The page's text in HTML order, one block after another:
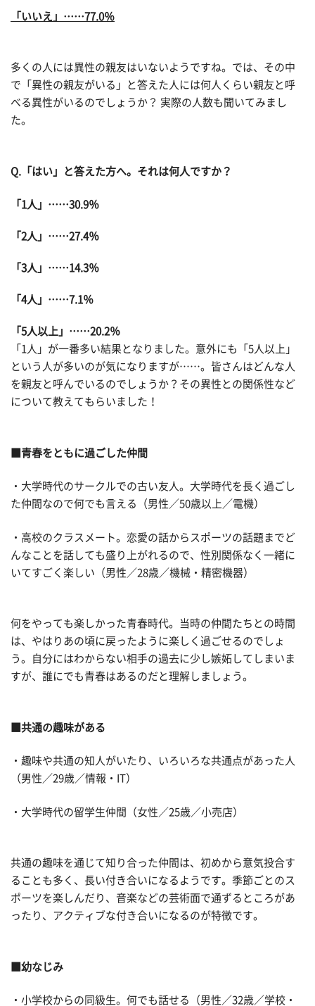
「いいえ」……77.0％
多くの人には異性の親友はいないようですね。では、その中
で「異性の親友がいる」と答えた人には何人くらい親友と呼
べる異性がいるのでしょうか？ 実際の人数も聞いてみまし
た。
Q.「はい」と答えた方へ。それは何人ですか？
「1人」……30.9％
「2人」……27.4％
「3人」……14.3％
「4人」……7.1％
「5人以上」……20.2％
「1人」が一番多い結果となりました。意外にも「5人以上」
という人が多いのが気になりますが……。皆さんはどんな人
を親友と呼んでいるのでしょうか？その異性との関係性など
について教えてもらいました！
■青春をともに過ごした仲間
・大学時代のサークルでの古い友人。大学時代を長く過ごし
た仲間なので何でも言える（男性／50歳以上／電機）
・高校のクラスメート。恋愛の話からスポーツの話題までど
んなことを話しても盛り上がれるので、性別関係なく一緒に
いてすごく楽しい（男性／28歳／機械・精密機器）
何をやっても楽しかった青春時代。当時の仲間たちとの時間
は、やはりあの頃に戻ったように楽しく過ごせるのでしょ
う。自分にはわからない相手の過去に少し嫉妬してしまいま
すが、誰にでも青春はあるのだと理解しましょう。
■共通の趣味がある
・趣味や共通の知人がいたり、いろいろな共通点があった人
（男性／29歳／情報・IT）
・大学時代の留学生仲間（女性／25歳／小売店）
共通の趣味を通じて知り合った仲間は、初めから意気投合す
ることも多く、長い付き合いになるようです。季節ごとのス
ポーツを楽しんだり、音楽などの芸術面で通ずるところがあ
ったり、アクティブな付き合いになるのが特徴です。
■幼なじみ
・小学校からの同級生。何でも話せる（男性／32歳／学校・